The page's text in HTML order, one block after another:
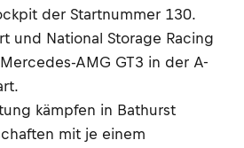
der Startnummer 130.
und National Storage Racing
AMG GT3 in der A-
kämpfen in Bathurst
mit je einem